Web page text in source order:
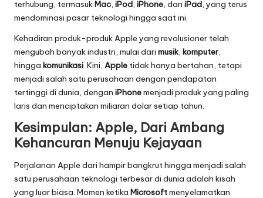
terhubung, termasukMac iPod iPhone , dan iPad , yang terus
mendominasi pasar teknologi hingga saat ini.
Kehadiran produk-produk Apple yang revolusioner telah
mengubah banyak industri, mulai dari musik, komputer,
hingga komunikasi . Kini, Apple tidak hanya bertahan, tetapi
menjadi salah satu perusahaan dengan pendapatan
tertinggi di dunia, dengan iPhonemenjadi produk yang paling
laris dan menciptakan miliaran dolar setiap tahun.
Kesimpulan: Apple, Dari Ambang
Kehancuran Menuju Kejayaan
Perjalanan Apple dari hampir bangkrut hingga menjadi salah
satu perusahaan teknologi terbesar di dunia adalah kisah
yang luar biasa. Momen ketika Microsoftmenyelamatkan